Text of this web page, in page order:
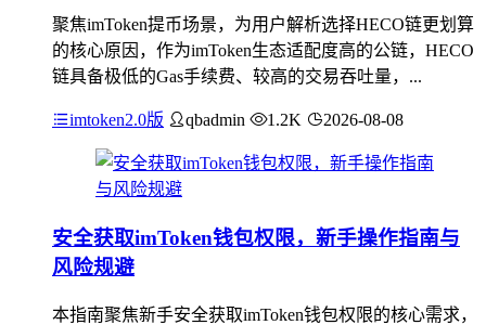
聚焦imToken提币场景，为用户解析选择HECO链更划算
的核心原因，作为imToken生态适配度高的公链，HECO
链具备极低的Gas手续费、较高的交易吞吐量，...
imtoken2.0版 qbadmin 1.2K 2026-08-08
安全获取imToken钱包权限，新手操作指南与
风险规避
本指南聚焦新手安全获取imToken钱包权限的核心需求，